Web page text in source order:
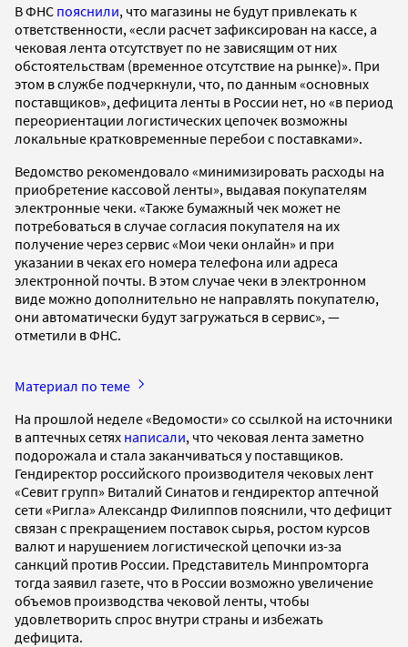
В ФНС пояснили, что магазины не будут привлекать к
ответственности, «если расчет зафиксирован на кассе, а
чековая лента отсутствует по не зависящим от них
обстоятельствам (временное отсутствие на рынке)». При
этом в службе подчеркнули, что, по данным «основных
поставщиков», дефицита ленты в России нет, но «в период
переориентации логистических цепочек возможны
локальные кратковременные перебои с поставками».
Ведомство рекомендовало «минимизировать расходы на
приобретение кассовой ленты», выдавая покупателям
электронные чеки. «Также бумажный чек может не
потребоваться в случае согласия покупателя на их
получение через сервис «Мои чеки онлайн» и при
указании в чеках его номера телефона или адреса
электронной почты. В этом случае чеки в электронном
виде можно дополнительно не направлять покупателю,
они автоматически будут загружаться в сервис», —
отметили в ФНС.
Материал по теме
На прошлой неделе «Ведомости» со ссылкой на источники
в аптечных сетях написали, что чековая лента заметно
подорожала и стала заканчиваться у поставщиков.
Гендиректор российского производителя чековых лент
«Севит групп» Виталий Синатов и гендиректор аптечной
сети «Ригла» Александр Филиппов пояснили, что дефицит
связан с прекращением поставок сырья, ростом курсов
валют и нарушением логистической цепочки из-за
санкций против России. Представитель Минпромторга
тогда заявил газете, что в России возможно увеличение
объемов производства чековой ленты, чтобы
удовлетворить спрос внутри страны и избежать
дефицита.